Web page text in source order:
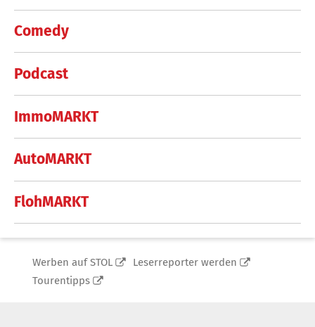
Comedy
Podcast
ImmoMARKT
AutoMARKT
FlohMARKT
Werben auf STOL
Leserreporter werden
Tourentipps